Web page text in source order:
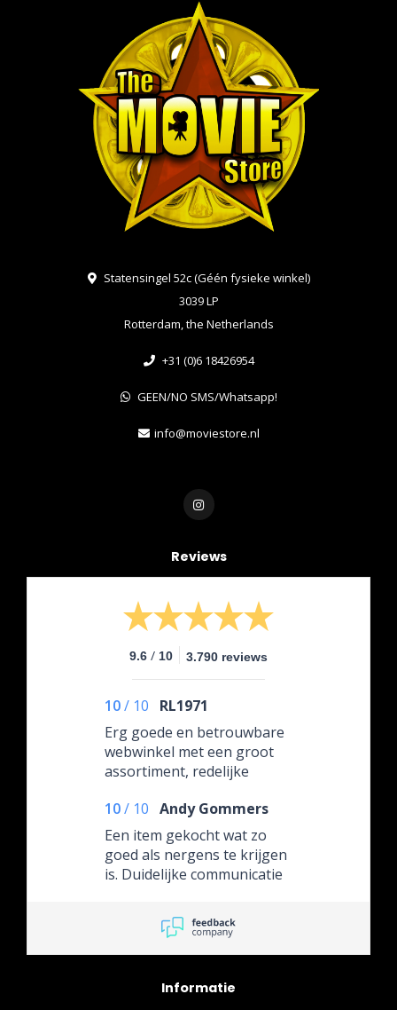
Statensingel 52c (Géén fysieke winkel)
3039 LP
Rotterdam, the Netherlands
+31 (0)6 18426954
GEEN/NO SMS/Whatsapp!
info@moviestore.nl
Reviews
9.6 / 10 3.790 reviews
10/ 10
RL1971
Erg goede en betrouwbare
webwinkel met een groot
assortiment, redelijke
service. Ik bestel er graag
en kan de winkel zonder
enig voorbehoud aan
iedereen aanbevelen.
10/ 10 Andy Gommers
Een item gekocht wat zo
goed als nergens te krijgen
is. Duidelijke communicatie
Informatie